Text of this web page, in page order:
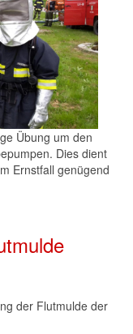
Übung um den
. Dies dient
Ernstfall genügend
der Flutmulde der